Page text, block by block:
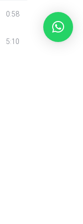
0:58
5:10